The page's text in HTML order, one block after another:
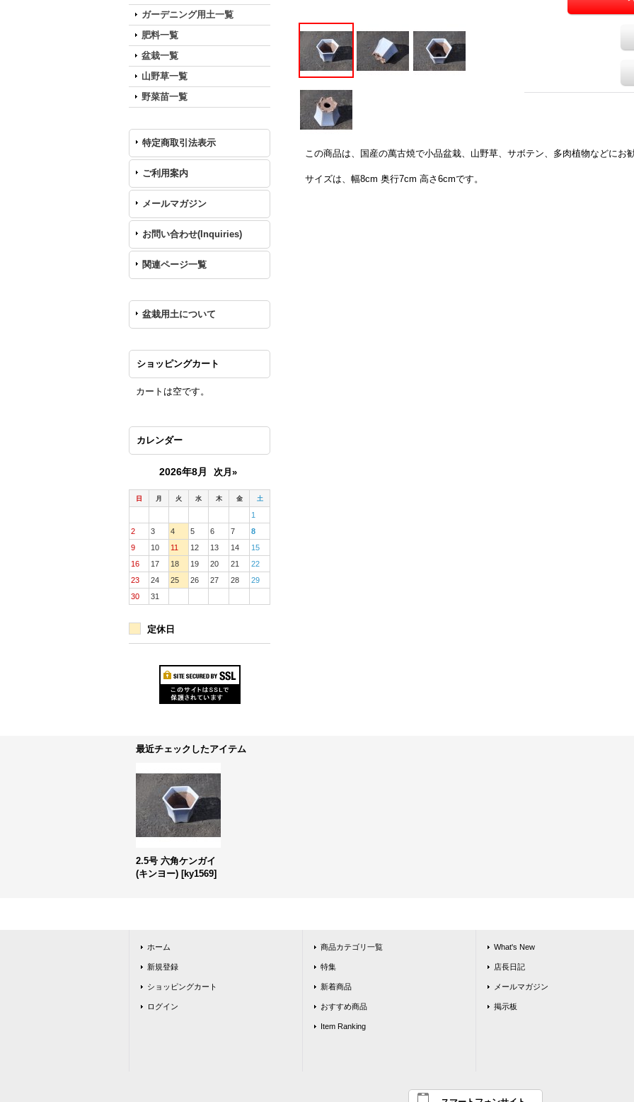
ガーデニング用土一覧
肥料一覧
盆栽一覧
山野草一覧
野菜苗一覧
特定商取引法表示
ご利用案内
メールマガジン
お問い合わせ(Inquiries)
関連ページ一覧
盆栽用土について
ショッピングカート
カートは空です。
カレンダー
2026年8月 次月»
日 月 火 水 木 金 土
1
2
3 4 5 6 7
8
9
10 11 12 13 14
15
16
17 18 19 20 21
22
23
24 25 26 27 28
29
30
31
定休日
この商品は、国産の萬古焼で小品盆栽、山野草、サボテン、多肉植物などにお
サイズは、幅8cm 奥行7cm 高さ6cmです。
最近チェックしたアイテム
2.5号 六角ケンガイ
(キンヨー) [ky1569]
ホーム
新規登録
ショッピングカート
ログイン
商品カテゴリ一覧
特集
新着商品
おすすめ商品
Item Ranking
What's New
店長日記
メールマガジン
掲示板